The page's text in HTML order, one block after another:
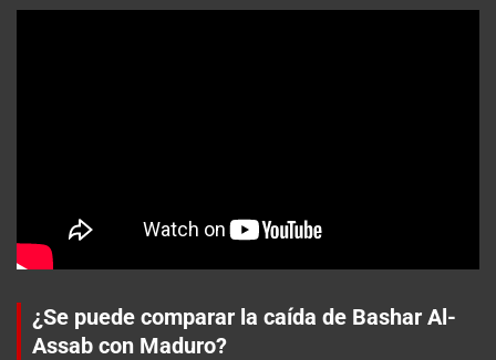
¿Se puede comparar la caída de Bashar Al-
Assab con Maduro?